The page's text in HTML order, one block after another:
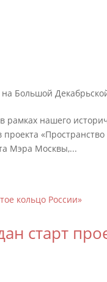
Большой
нашего
Мэра Москвы,...
старт